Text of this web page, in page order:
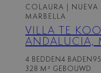
COLAURA
|
MARBELLA
VILLA TE
ANDALUCIA,
4 BEDDEN 4 BADEN
328 M² GEBOUWD